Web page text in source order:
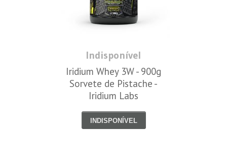
Indisponível
Iridium Whey 3W - 900g
Sorvete de Pistache -
Iridium Labs
INDISPONÍVEL